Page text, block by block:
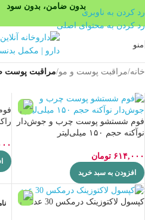
بدون ضامن، بدون سود
رد کردن به ناوبری
رد کردن به محتوای اصلی
منو
خانه/مراقبت پوست و مو/مراقبت پوست
فوم شستشو پوست چرب و جوش‌دار
نوآکنه حجم ۱۵۰ میلی‌لیتر
۶۱۴,۰۰۰ تومان
افزودن به سبد خرید
کپسول لاکتوزینک درمکس 30 عدد